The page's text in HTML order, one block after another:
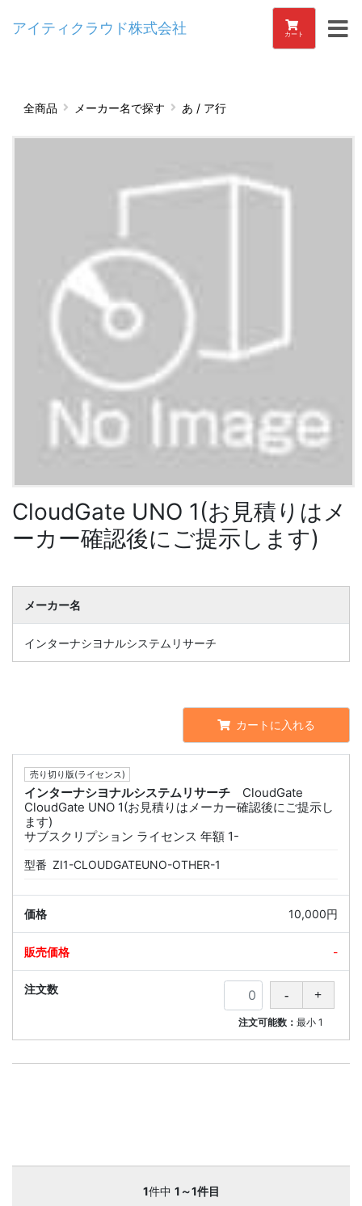
アイティクラウド株式会社 カート
全商品 メーカー名で探す あ / ア行
CloudGate UNO 1(お見積りはメ
ーカー確認後にご提示します)
メーカー名
インターナシヨナルシステムリサーチ
カートに入れる
売り切り版(ライセンス)
インターナシヨナルシステムリサーチ
CloudGate
CloudGate UNO 1(お見積りはメーカー確認後にご提示し
ます)
サブスクリプション ライセンス 年額 1-
型番 ZI1-CLOUDGATEUNO-OTHER-1
10,000円
-
注文可能数：最小 1
1件中 1～1件目